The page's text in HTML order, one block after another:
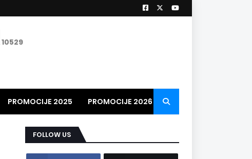
10529
PROMOCIJE 2025 PROMOCIJE 2026
PROMO VIDEO
FOLLOW US